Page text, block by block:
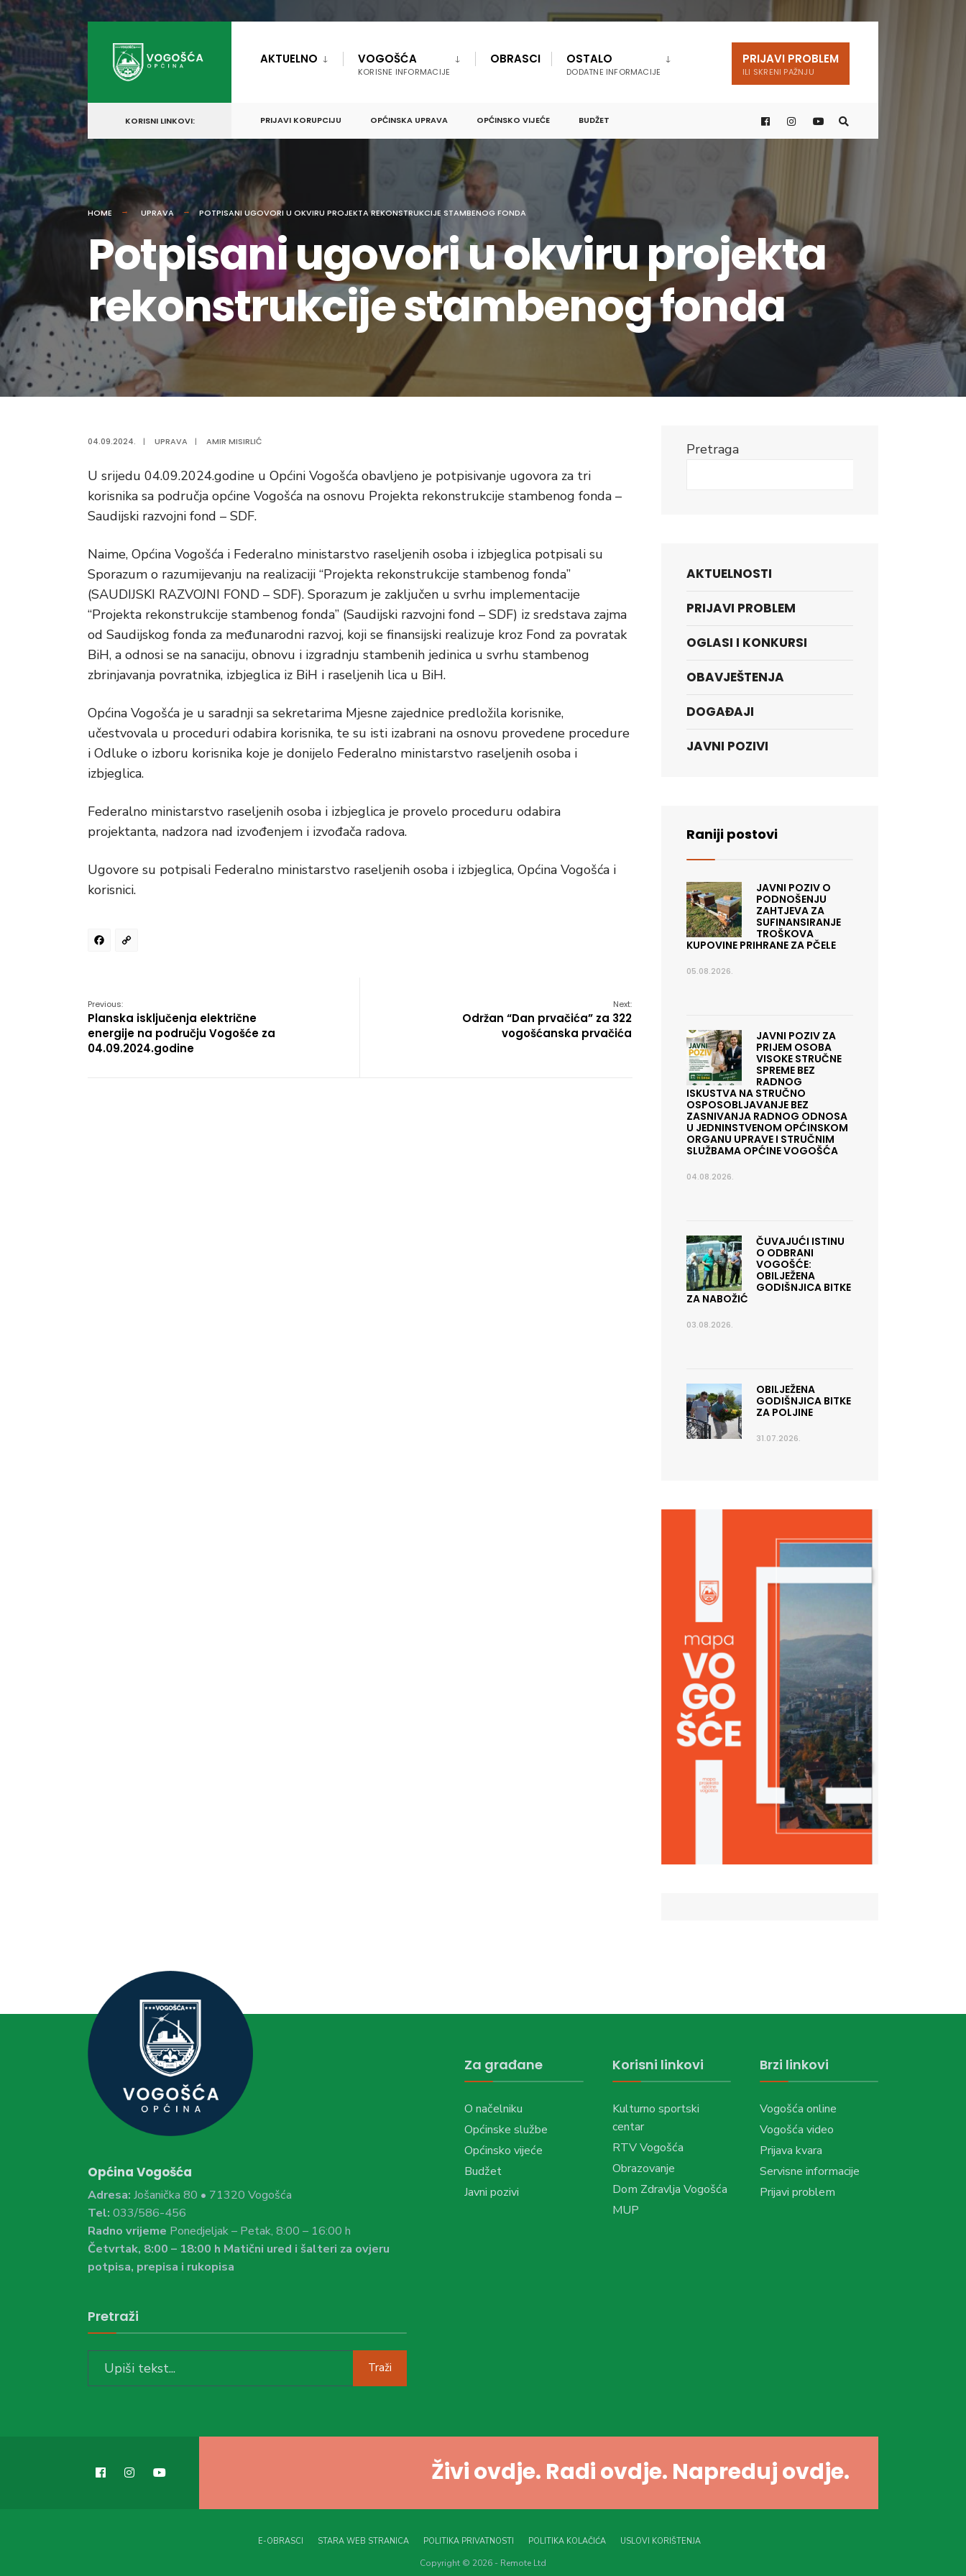
content
AKTUELNO VOGOŠĆA
KORISNE INFORMACIJE
OBRASCI OSTALO
DODATNE INFORMACIJE
PRIJAVI PROBLEM
ILI SKRENI PAŽNJU
KORISNI LINKOVI: PRIJAVI KORUPCIJU OPĆINSKA UPRAVA OPĆINSKO VIJEĆE BUDŽET
HOME UPRAVA POTPISANI UGOVORI U OKVIRU PROJEKTA REKONSTRUKCIJE STAMBENOG FONDA
Potpisani ugovori u okviru projekta
rekonstrukcije stambenog fonda
04.09.2024. | UPRAVA | AMIR MISIRLIĆ
U srijedu 04.09.2024.godine u Općini Vogošća obavljeno je potpisivanje ugovora za tri
korisnika sa područja općine Vogošća na osnovu Projekta rekonstrukcije stambenog fonda –
Saudijski razvojni fond – SDF.
Naime, Općina Vogošća i Federalno ministarstvo raseljenih osoba i izbjeglica potpisali su
Sporazum o razumijevanju na realizaciji “Projekta rekonstrukcije stambenog fonda”
(SAUDIJSKI RAZVOJNI FOND – SDF). Sporazum je zaključen u svrhu implementacije
“Projekta rekonstrukcije stambenog fonda” (Saudijski razvojni fond – SDF) iz sredstava zajma
od Saudijskog fonda za međunarodni razvoj, koji se finansijski realizuje kroz Fond za povratak
BiH, a odnosi se na sanaciju, obnovu i izgradnju stambenih jedinica u svrhu stambenog
zbrinjavanja povratnika, izbjeglica iz BiH i raseljenih lica u BiH.
Općina Vogošća je u saradnji sa sekretarima Mjesne zajednice predložila korisnike,
učestvovala u proceduri odabira korisnika, te su isti izabrani na osnovu provedene procedure
i Odluke o izboru korisnika koje je donijelo Federalno ministarstvo raseljenih osoba i
izbjeglica.
Federalno ministarstvo raseljenih osoba i izbjeglica je provelo proceduru odabira
projektanta, nadzora nad izvođenjem i izvođača radova.
Ugovore su potpisali Federalno ministarstvo raseljenih osoba i izbjeglica, Općina Vogošća i
korisnici.
Facebook
Previous:
Planska isključenja električne
energije na području Vogošće za
04.09.2024.godine
Next:
Održan “Dan prvačića” za 322
vogošćanska prvačića
Pretraga
AKTUELNOSTI
PRIJAVI PROBLEM
OGLASI I KONKURSI
OBAVJEŠTENJA
DOGAĐAJI
JAVNI POZIVI
Raniji postovi
JAVNI POZIV O
PODNOŠENJU
ZAHTJEVA ZA
SUFINANSIRANJE
TROŠKOVA
KUPOVINE PRIHRANE ZA PČELE
05.08.2026.
JAVNI POZIV ZA
PRIJEM OSOBA
VISOKE STRUČNE
SPREME BEZ
RADNOG
ISKUSTVA NA STRUČNO
OSPOSOBLJAVANJE BEZ
ZASNIVANJA RADNOG ODNOSA
U JEDNINSTVENOM OPĆINSKOM
ORGANU UPRAVE I STRUČNIM
SLUŽBAMA OPĆINE VOGOŠĆA
04.08.2026.
ČUVAJUĆI ISTINU
O ODBRANI
VOGOŠĆE:
OBILJEŽENA
GODIŠNJICA BITKE
ZA NABOŽIĆ
03.08.2026.
OBILJEŽENA
GODIŠNJICA BITKE
ZA POLJINE
31.07.2026.
Općina Vogošća
Adresa: Jošanička 80 • 71320 Vogošća
Tel: 033/586-456
Radno vrijeme Ponedjeljak – Petak, 8:00 – 16:00 h
Četvrtak, 8:00 – 18:00 h Matični ured i šalteri za ovjeru
potpisa, prepisa i rukopisa
Pretraži
Traži
Za građane
O načelniku
Općinske službe
Općinsko vijeće
Budžet
Javni pozivi
Korisni linkovi
Kulturno sportski
centar
RTV Vogošća
Obrazovanje
Dom Zdravlja Vogošća
MUP
Brzi linkovi
Vogošća online
Vogošća video
Prijava kvara
Servisne informacije
Prijavi problem
Živi ovdje. Radi ovdje. Napreduj ovdje.
E-OBRASCI STARA WEB STRANICA POLITIKA PRIVATNOSTI POLITIKA KOLAČIĆA USLOVI KORIŠTENJA
Copyright © 2026 - Remote Ltd